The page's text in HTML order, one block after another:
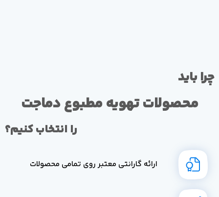
چرا باید
محصولات تهویه مطبوع دماجت
را انتخاب کنیم؟
ارائه گارانتی معتبر روی تمامی محصولات